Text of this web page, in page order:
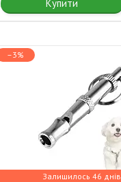
Купити
–3%
Залишилось 46 днів